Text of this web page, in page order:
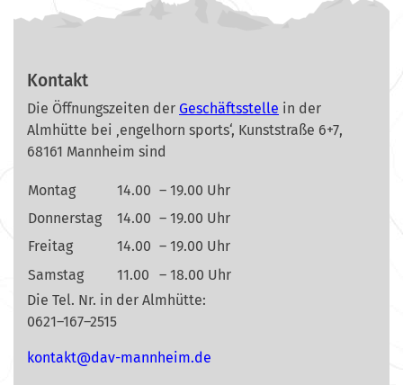
Kontakt
Die Öffnungszeiten der Geschäftsstelle in der
Almhütte bei ‚engelhorn sports‘, Kunststraße 6+7,
68161 Mannheim sind
Montag 14.00 – 19.00 Uhr
Donnerstag
14.00 – 19.00 Uhr
Freitag
14.00 – 19.00 Uhr
Samstag
11.00
– 18.00 Uhr
Die Tel. Nr. in der Almhütte:
0621–167–2515
ed.mi
ehnna
m-vad
@tkat
nok